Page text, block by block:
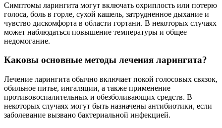
Симптомы ларингита могут включать охриплость или потерю
голоса, боль в горле, сухой кашель, затрудненное дыхание и
чувство дискомфорта в области гортани. В некоторых случаях
может наблюдаться повышение температуры и общее
недомогание.
Каковы основные методы лечения ларингита?
Лечение ларингита обычно включает покой голосовых связок,
обильное питье, ингаляции, а также применение
противовоспалительных и обезболивающих средств. В
некоторых случаях могут быть назначены антибиотики, если
заболевание вызвано бактериальной инфекцией.